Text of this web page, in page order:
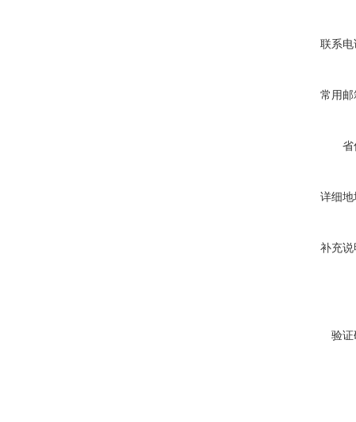
联系电
常用邮
省
详细地
补充说
验证